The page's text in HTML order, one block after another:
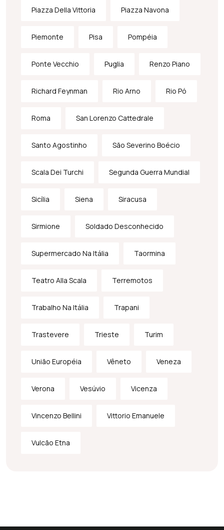
Piazza Della Vittoria Piazza Navona
Piemonte Pisa Pompéia
Ponte Vecchio Puglia Renzo Piano
Richard Feynman Rio Arno Rio Pó
Roma San Lorenzo Cattedrale
Santo Agostinho São Severino Boécio
Scala Dei Turchi Segunda Guerra Mundial
Sicília Siena Siracusa
Sirmione Soldado Desconhecido
Supermercado Na Itália Taormina
Teatro Alla Scala Terremotos
Trabalho Na Itália Trapani
Trastevere Trieste Turim
União Européia Vêneto Veneza
Verona Vesúvio Vicenza
Vincenzo Bellini Vittorio Emanuele
Vulcão Etna